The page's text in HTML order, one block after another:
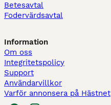
Betesavtal
Fodervärdsavtal
Information
Om oss
Integritetspolicy
Support
Användarvillkor
Varför annonsera på Hästnet